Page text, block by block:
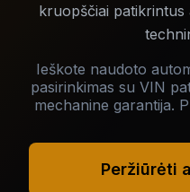
kruopščiai patikrintus
Ieškote naudoto
pasirinkimas su VIN
mechanine garantija.
Peržiūrėti